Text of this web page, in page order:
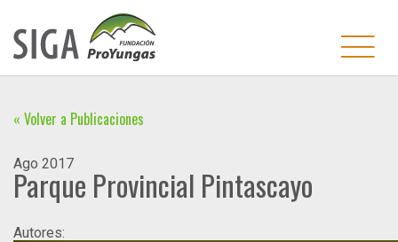
« Volver a Publicaciones
Ago 2017
Parque Provincial Pintascayo
Autores: